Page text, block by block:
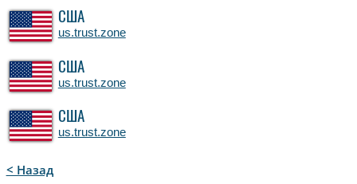
США
us.trust.zone
США
us.trust.zone
США
us.trust.zone
< Назад